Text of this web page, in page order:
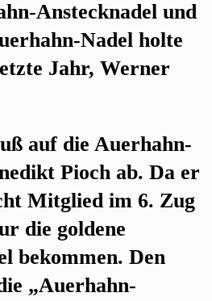
Anstecknadel und
Nadel holte
Jahr, Werner
auf die Auerhahn-
Pioch ab. Da er
Mitglied im 6. Zug
die goldene
bekommen. Den
„Auerhahn-